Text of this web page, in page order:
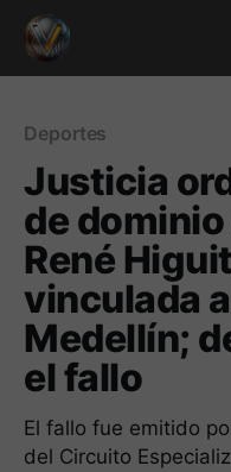
Deportes
Justicia
de dominio
René
vinculada
Medellín;
el fallo
El fallo fue emitido
del Circuito